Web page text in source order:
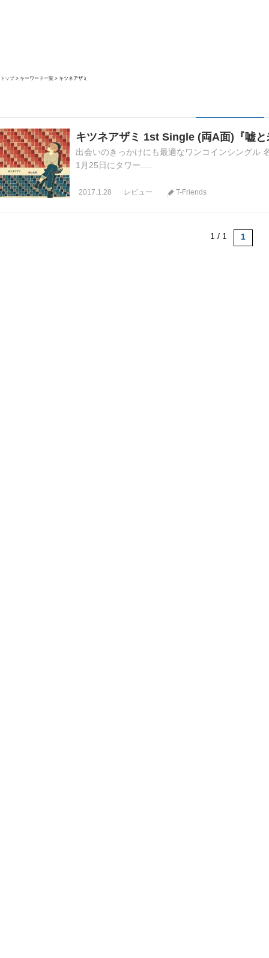
トップ キーワード一覧 キツネアザミ
キツネアザミ 1st Single (両A面)『嘘と
出会いのきっかけにも最適なワンコインシングル
1月25日にタワー.....
2017.1.28 レビュー T-Friends
1 / 1 1